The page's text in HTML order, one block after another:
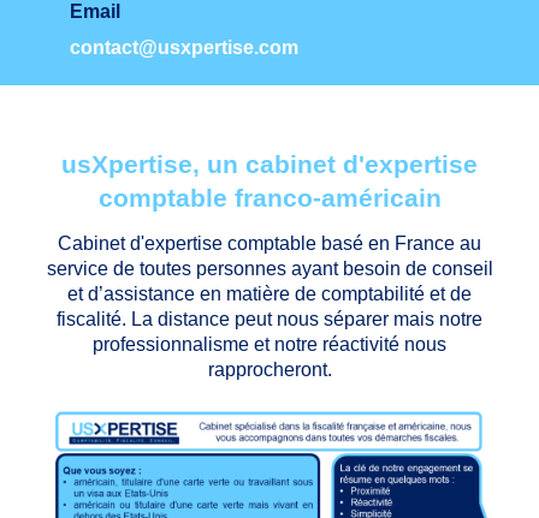
Email
contact@usxpertise.com
usXpertise, un cabinet d'expertise
comptable franco-américain
Cabinet d'expertise comptable basé en France au
service de toutes personnes ayant besoin de conseil
et d’assistance en matière de comptabilité et de
fiscalité. La distance peut nous séparer mais notre
professionnalisme et notre réactivité nous
rapprocheront.